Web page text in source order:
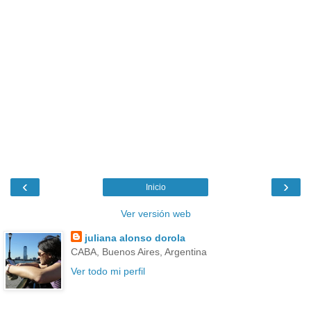
‹ ›
Inicio
Ver versión web
juliana alonso dorola
CABA, Buenos Aires, Argentina
Ver todo mi perfil